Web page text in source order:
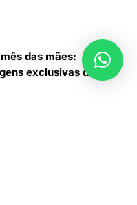
das mães:
exclusivas da